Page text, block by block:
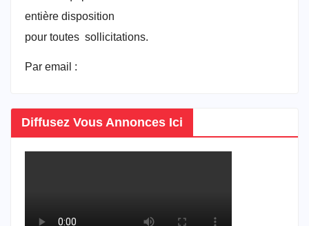
entière disposition
pour toutes sollicitations.
Par email :
Diffusez Vous Annonces Ici